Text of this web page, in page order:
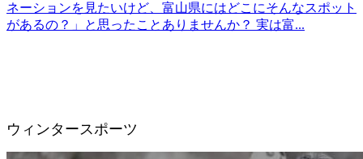
ネーションを見たいけど、富山県にはどこにそんなスポット
があるの？」と思ったことありませんか？ 実は富...
ウィンタースポーツ